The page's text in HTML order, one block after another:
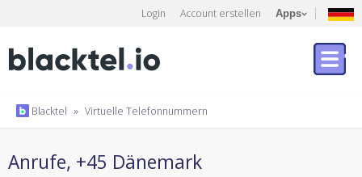
Login Account erstellen Apps
Blacktel » Virtuelle Telefonnummern
Anrufe, +45 Dänemark